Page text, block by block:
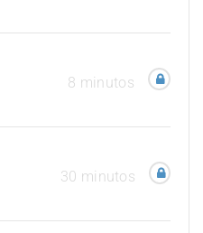
8 minutos
30 minutos